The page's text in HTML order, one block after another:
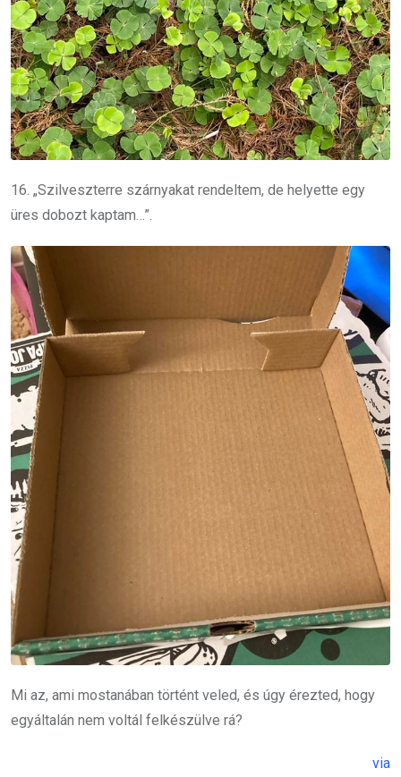
16. „Szilveszterre szárnyakat rendeltem, de helyette egy
üres dobozt kaptam…”.
Mi az, ami mostanában történt veled, és úgy érezted, hogy
egyáltalán nem voltál felkészülve rá?
via